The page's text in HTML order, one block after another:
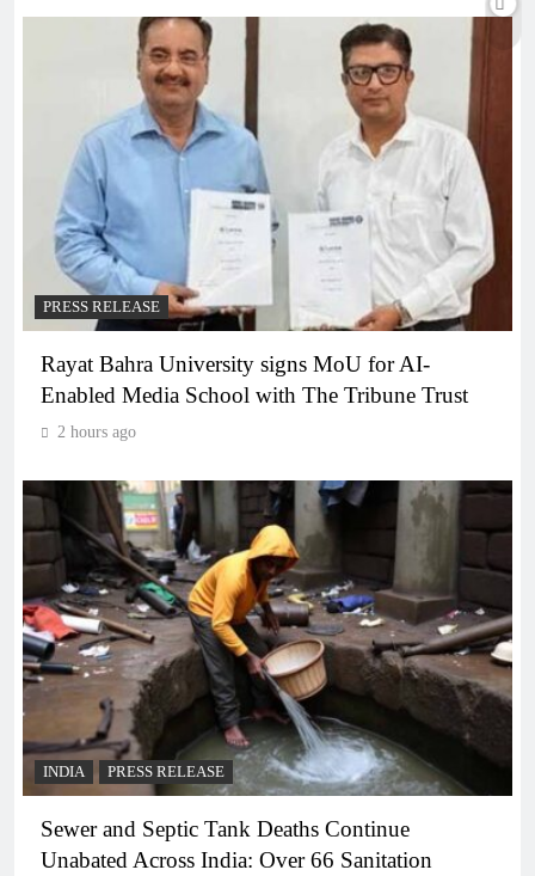
PRESS RELEASE
Rayat Bahra University signs MoU for AI-
Enabled Media School with The Tribune Trust
2 hours ago
INDIA PRESS RELEASE
Sewer and Septic Tank Deaths Continue
Unabated Across India: Over 66 Sanitation